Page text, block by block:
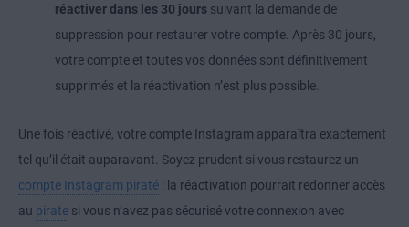
réactiver dans les 30 jours suivant la demande de
suppression pour restaurer votre compte. Après 30 jours,
votre compte et toutes vos données sont définitivement
supprimés et la réactivation n’est plus possible.
Une fois réactivé, votre compte Instagram apparaîtra exactement
tel qu’il était auparavant. Soyez prudent si vous restaurez un
compte Instagram piraté : la réactivation pourrait redonner accès
au pirate si vous n’avez pas sécurisé votre connexion avec